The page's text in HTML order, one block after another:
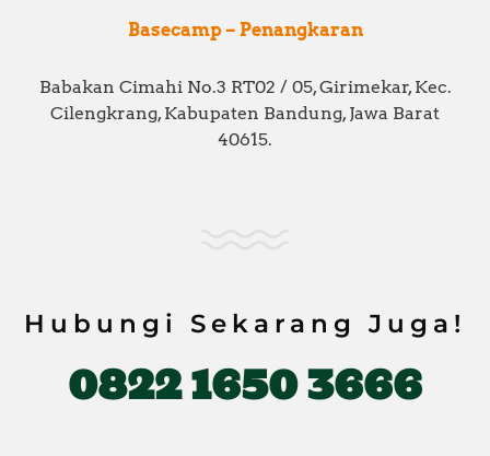
Basecamp – Penangkaran
Babakan Cimahi No.3 RT02 / 05, Girimekar, Kec.
Cilengkrang, Kabupaten Bandung, Jawa Barat
40615.
Hubungi Sekarang Juga!
0822 1650 3666